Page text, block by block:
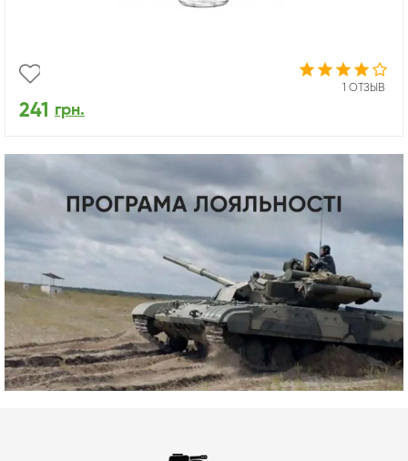
1 ОТЗЫВ
241 грн.